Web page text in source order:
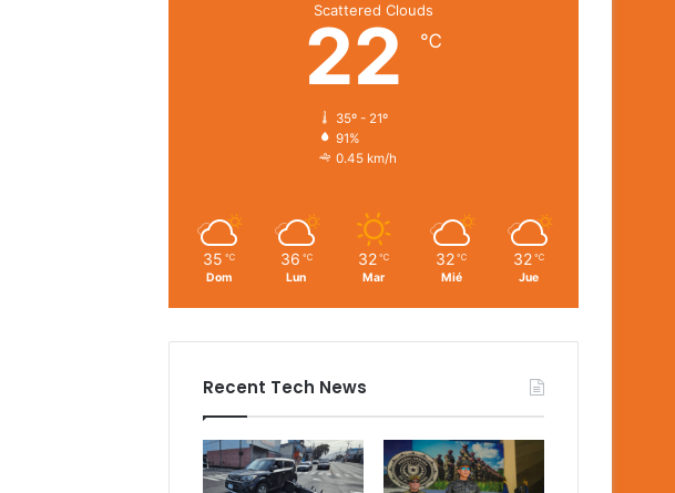
Scattered Clouds
22 ℃
35º - 21º
91%
0.45 km/h
35 ℃
Dom
36 ℃
Lun
32 ℃
Mar
32 ℃
Mié
32 ℃
Jue
Recent Tech News